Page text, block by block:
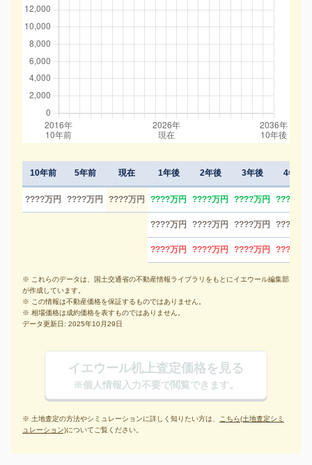
10年前 5年前 現在
????万円 ????万円 ????万円
1年後 2年後 3年後 4年後
????万円 ????万円 ????万円 ????万円
????万円 ????万円 ????万円 ????万円
????万円 ????万円 ????万円 ????万円
※ これらのデータは、国土交通省の不動産情報ライブラリをもとにイエウール編集部
が作成しています。
※ この情報は不動産価格を保証するものではありません。
※ 相場価格は成約価格を表すものではありません。
データ更新日: 2025年10月29日
イエウール机上査定価格を見る
※個人情報入力不要で閲覧できます。
※ 土地査定の方法やシミュレーションに詳しく知りたい方は、 こちら(土地査定シミ
ュレーション)についてご覧ください。